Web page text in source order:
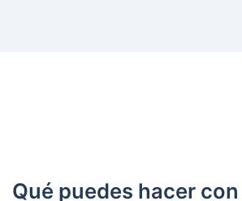
Qué puedes hacer